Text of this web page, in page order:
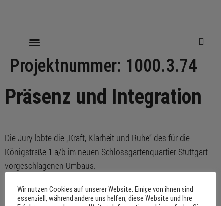
Projektnummer: 1000.3.74
Präsenz und Integration
Die Jury lobte die „Kraft, Klarheit und Ruhe“ des für die
Königstraße 1 a/b im neuen Schlossgartenquartier Stuttgart
vorgeschlagenen Umbaus.
Impressum Datenschutzerklärung
Wir nutzen Cookies auf unserer Website. Einige von ihnen sind
essenziell, während andere uns helfen, diese Website und Ihre